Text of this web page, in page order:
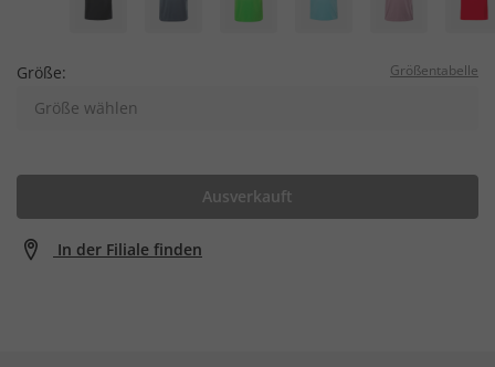
Größe: Größentabelle
Größe wählen
Ausverkauft
In der Filiale finden